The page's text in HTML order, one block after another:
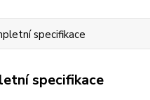
specifikace
specifikace